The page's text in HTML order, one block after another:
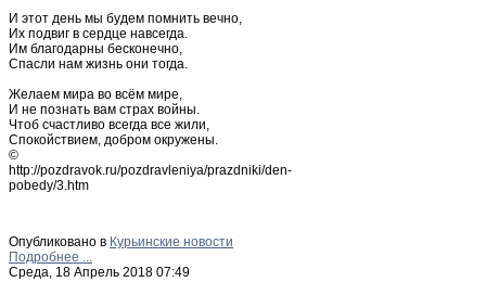
И этот день мы будем помнить вечно,
Их подвиг в сердце навсегда.
Им благодарны бесконечно,
Спасли нам жизнь они тогда.
Желаем мира во всём мире,
И не познать вам страх войны.
Чтоб счастливо всегда все жили,
Спокойствием, добром окружены.
©
http://pozdravok.ru/pozdravleniya/prazdniki/den-
pobedy/3.htm
Опубликовано в Курьинские новости
Подробнее ...
Среда, 18 Апрель 2018 07:49